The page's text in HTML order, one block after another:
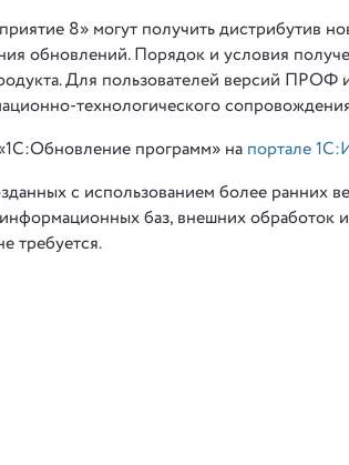
8» могут получить дистрибутив
обновлений. Порядок и условия
Для пользователей версий ПРОФ
технологического
программ» на портале
с использованием более ранних
баз, внешних обработок
требуется.